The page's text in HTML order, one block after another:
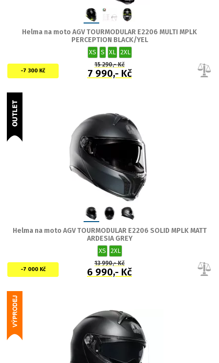
Helma na moto AGV TOURMODULAR E2206 MULTI MPLK
PERCEPTION BLACK/YEL
XS S XL 2XL
-7 300 Kč
15 290,- Kč
7 990,- Kč
Helma na moto AGV TOURMODULAR E2206 SOLID MPLK MATT
ARDESIA GREY
XS 2XL
-7 000 Kč
13 990,- Kč
6 990,- Kč